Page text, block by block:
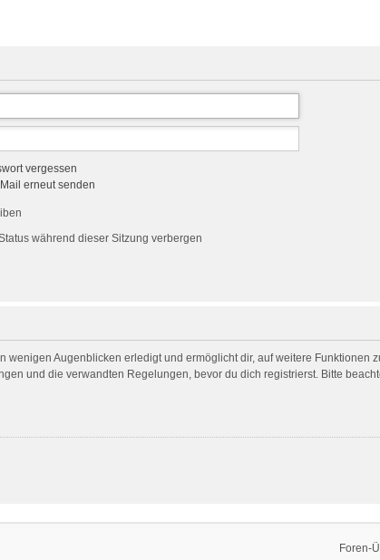
vergessen
erneut senden
während dieser Sitzung verbergen
Augenblicken erledigt und ermöglicht dir, auf weitere Funktionen
und die verwandten Regelungen, bevor du dich registrierst. Bitte
Foren-